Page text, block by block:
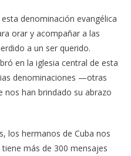
denominación evangélica
orar y acompañar a las
a un ser querido.
en la iglesia central de esta
denominaciones —otras
han brindado su abrazo
los hermanos de Cuba nos
más de 300 mensajes